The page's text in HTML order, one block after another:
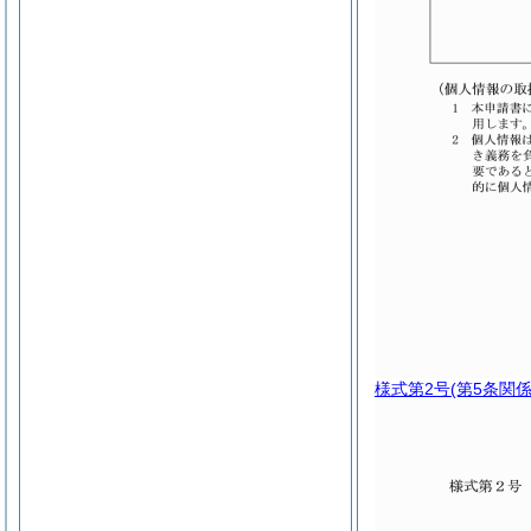
様式第2号(第5条関